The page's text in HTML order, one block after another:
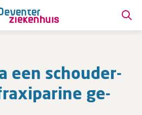
een schou­der­
ge­